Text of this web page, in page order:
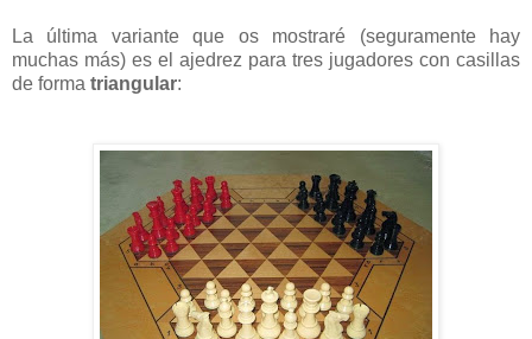
La última variante que os mostraré (seguramente hay
muchas más) es el ajedrez para tres jugadores con casillas
de forma triangular: